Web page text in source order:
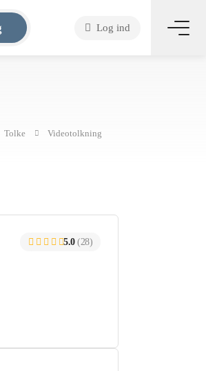
Log ind
Tolke Videotolkning
5.0 (28)